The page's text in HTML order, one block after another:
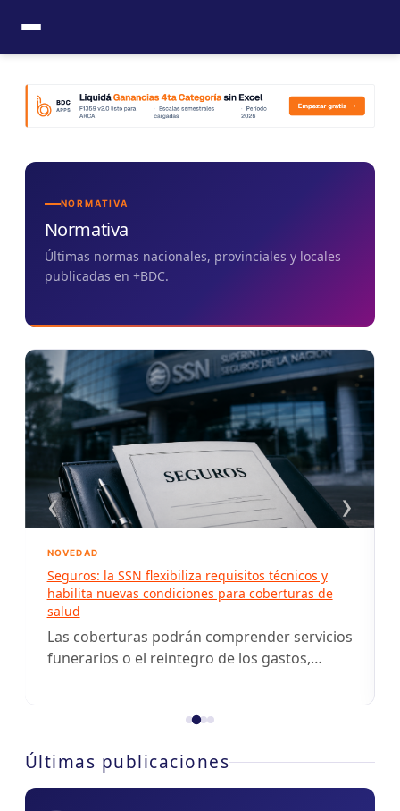
contenido
NORMATIVA
Normativa
Últimas normas nacionales, provinciales y locales
publicadas en +BDC.
‹ ›
NOVEDAD
Seguros: la SSN flexibiliza requisitos técnicos y
habilita nuevas condiciones para coberturas de
salud
Las coberturas podrán comprender servicios
funerarios o el reintegro de los gastos,
Últimas publicaciones